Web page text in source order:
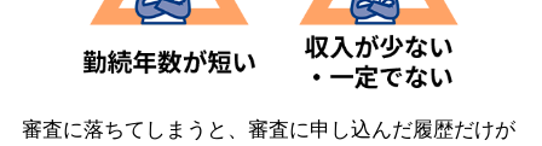
審査に落ちてしまうと、審査に申し込んだ履歴だけが